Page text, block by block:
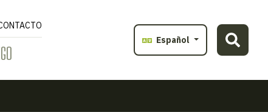
Español